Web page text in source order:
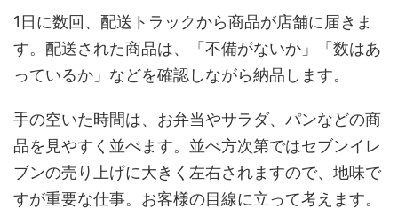
1日に数回、配送トラックから商品が店舗に届きま
す。配送された商品は、「不備がないか」「数はあ
っているか」などを確認しながら納品します。
手の空いた時間は、お弁当やサラダ、パンなどの商
品を見やすく並べます。並べ方次第ではセブンイレ
ブンの売り上げに大きく左右されますので、地味で
すが重要な仕事。お客様の目線に立って考えます。